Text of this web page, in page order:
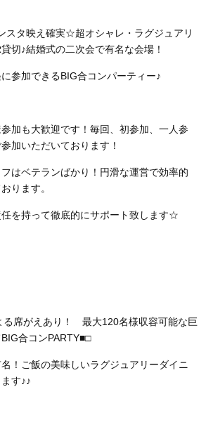
スタ映え確実☆超オシャレ・ラグジュアリ
切♪結婚式の二次会で有名な会場！
参加できるBIG合コンパーティー♪
加も大歓迎です！毎回、初参加、一人参
加いただいております！
はベテランばかり！円滑な運営で効率的
ります。
を持って徹底的にサポート致します☆
る席がえあり！ 最大120名様収容可能な巨
合コンPARTY■□
！ご飯の美味しいラグジュアリーダイニ
す♪♪